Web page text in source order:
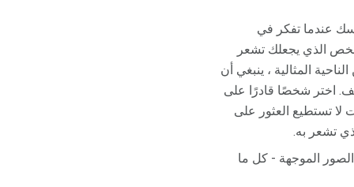
عندما تفكر في
الذي يجعلك تشعر
المثالية ، ينبغي أن
اختر شخصًا قادرًا على
لا تستطيع العثور على
تشعر به.
الموجهة - كل ما